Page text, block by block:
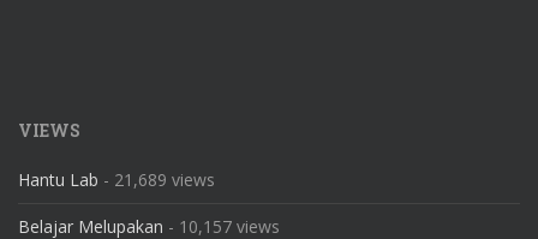
VIEWS
Hantu Lab - 21,689 views
Belajar Melupakan - 10,157 views